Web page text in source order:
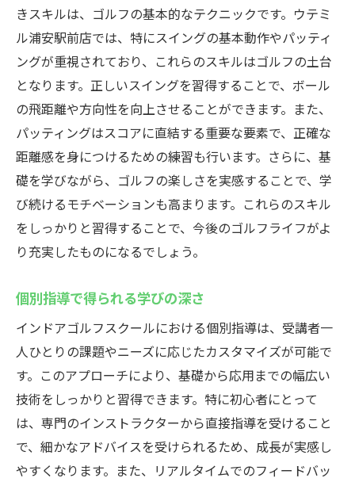
きスキルは、ゴルフの基本的なテクニックです。ウテミ
ル浦安駅前店では、特にスイングの基本動作やパッティ
ングが重視されており、これらのスキルはゴルフの土台
となります。正しいスイングを習得することで、ボール
の飛距離や方向性を向上させることができます。また、
パッティングはスコアに直結する重要な要素で、正確な
距離感を身につけるための練習も行います。さらに、基
礎を学びながら、ゴルフの楽しさを実感することで、学
び続けるモチベーションも高まります。これらのスキル
をしっかりと習得することで、今後のゴルフライフがよ
り充実したものになるでしょう。
個別指導で得られる学びの深さ
インドアゴルフスクールにおける個別指導は、受講者一
人ひとりの課題やニーズに応じたカスタマイズが可能で
す。このアプローチにより、基礎から応用までの幅広い
技術をしっかりと習得できます。特に初心者にとって
は、専門のインストラクターから直接指導を受けること
で、細かなアドバイスを受けられるため、成長が実感し
やすくなります。また、リアルタイムでのフィードバッ